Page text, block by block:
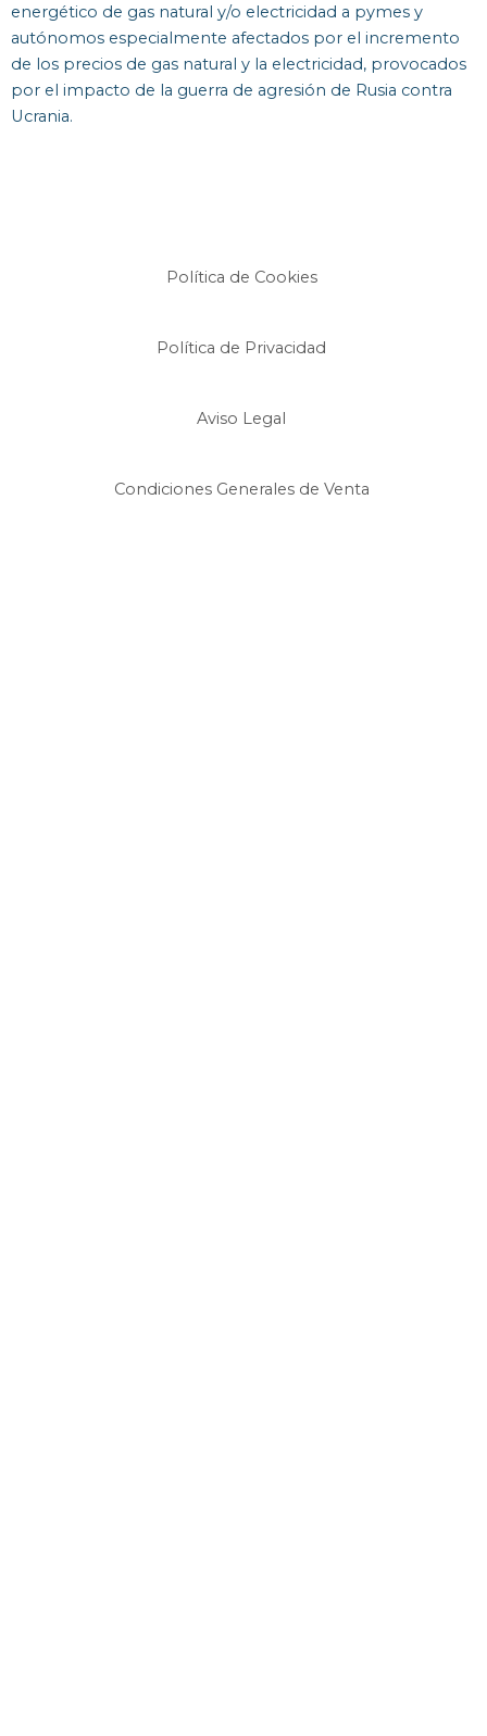
energético de gas natural y/o electricidad a pymes y
autónomos especialmente afectados por el incremento
de los precios de gas natural y la electricidad, provocados
por el impacto de la guerra de agresión de Rusia contra
Ucrania.
Política de Cookies
Política de Privacidad
Aviso Legal
Condiciones Generales de Venta